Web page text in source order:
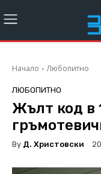
Начало Любопитно
ЛЮБОПИТНО
Жълт код в
By Д. Христовски